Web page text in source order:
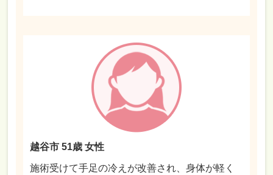
越谷市 51歳 女性
施術受けて手足の冷えが改善され、身体が軽く